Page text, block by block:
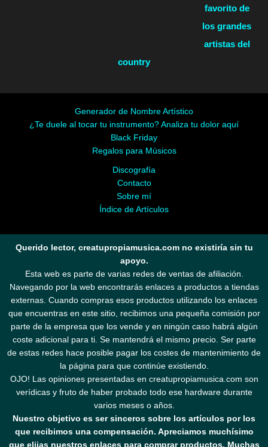
favorito de
los grandes
artistas del
country
Generador de Nombre Artístico
¿Te duele al tocar tu instrumento? Analiza tu dolor aquí
Black Friday
Regalos para Músicos
Discografía
Contacto
Sobre mí
Índice de Artículos
Querido lector, creatupropiamusica.com no existiría sin tu
apoyo.
Esta web es parte de varias redes de ventas de afiliación.
Navegando por la web encontrarás enlaces a productos a tiendas
externas. Cuando compras esos productos utilizando los enlaces
que encuentras en este sitio, recibimos una pequeña comisión por
parte de la empresa que los vende y en ningún caso habrá algún
coste adicional para ti. Se mantendrá el mismo precio. Ser parte
de estas redes hace posible pagar los costes de mantenimiento de
la página para que continúe existiendo.
OJO! Las opiniones presentadas en creatupropiamusica.com son
verídicas y fruto de haber probado todo ese hardware durante
varios meses o años.
Nuestro objetivo es ser sinceros sobre los artículos por los
que recibimos una compensación. Apreciamos muchísimo
que elijas nuestros enlaces para comprar productos. Muchas